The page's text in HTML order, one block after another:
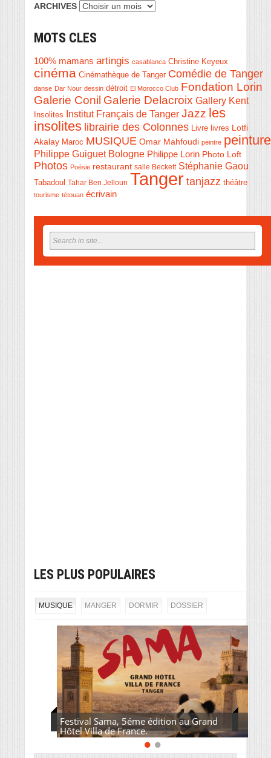
ARCHIVES
MOTS CLES
100% mamans artingis casablanca Christine Keyeux
cinéma Cinémathèque de Tanger Comédie de Tanger
danse Dar Nour dessin détroit El Morocco Club Fondation Lorin
Galerie Conil Galerie Delacroix Gallery Kent
Insolites Institut Français de Tanger Jazz les
insolites librairie des Colonnes Livre livres Lotfi
Akalay Maroc MUSIQUE Omar Mahfoudi peintre peinture
Philippe Guiguet Bologne Philippe Lorin Photo Loft
Photos Poésie restaurant salle Beckett Stéphanie Gaou
Tabadoul Tahar Ben Jelloun Tanger tanjazz théâtre
tourisme tétouan écrivain
LES PLUS POPULAIRES
MUSIQUE MANGER DORMIR DOSSIER
Festival Sama, 5éme édition au Grand
Hôtel Villa de France.